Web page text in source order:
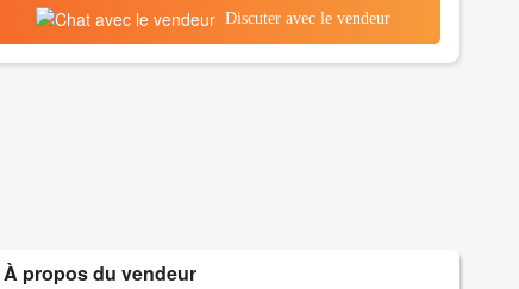
Discuter avec le vendeur
À propos du vendeur